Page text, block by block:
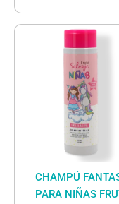
CHAMPÚ
PARA NIÑAS